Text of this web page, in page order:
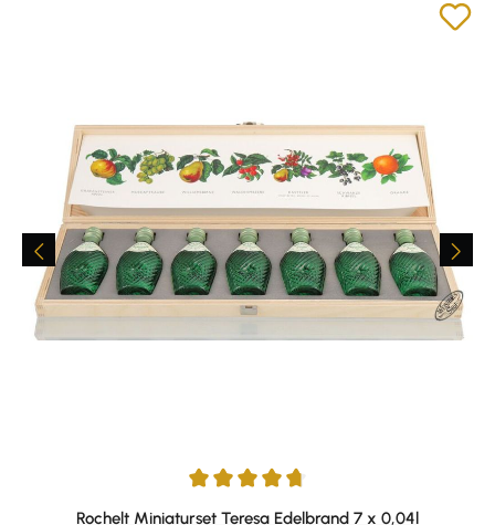
Durchschnittliche Bewertung von 4.67 von 5 Sternen
Rochelt Miniaturset Teresa Edelbrand 7 x 0,04l